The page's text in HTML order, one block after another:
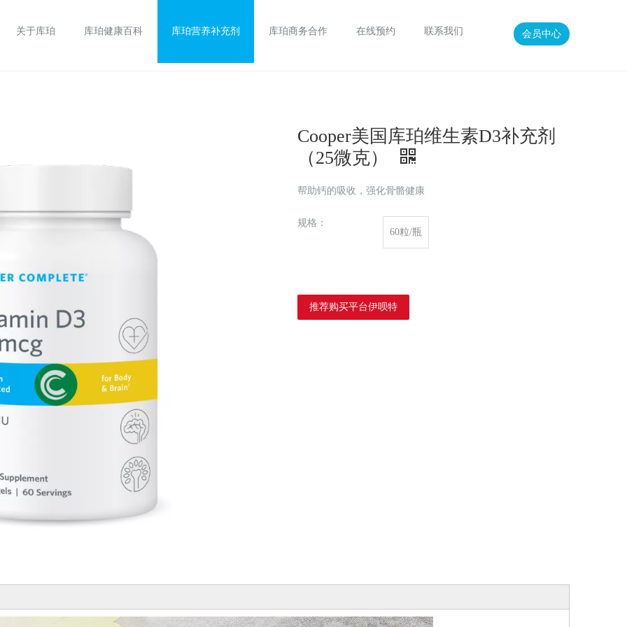
关于库珀 库珀健康百科 库珀营养补充剂 库珀商务合作 在线预约 联系我们 会员中心
Cooper美国库珀维生素D3补充剂
（25微克）
帮助钙的吸收，强化骨骼健康
规格：
60粒/瓶
推荐购买平台伊呗特